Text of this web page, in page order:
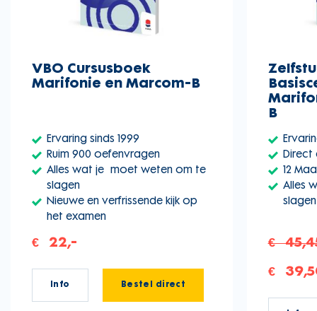
VBO Cursusboek
Marifonie en Marcom-B
Ervaring sinds 1999
Ruim 900 oefenvragen
Alles wat je moet weten om te
slagen
Nieuwe en verfrissende kijk op
het examen
€ 22,-
Info Bestel direct
B
Direct
12
Alles
slagen
€
€